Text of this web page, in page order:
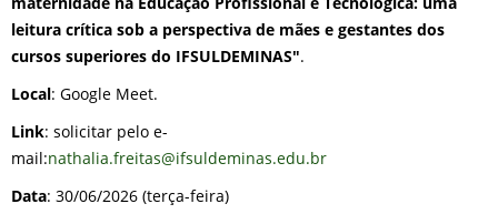
leitura crítica sob a perspectiva de mães e gestantes dos
cursos superiores do IFSULDEMINAS".
Local: Google Meet.
Link: solicitar pelo e-
mail:nathalia.freitas@ifsuldeminas.edu.br
Data: 30/06/2026 (terça-feira)